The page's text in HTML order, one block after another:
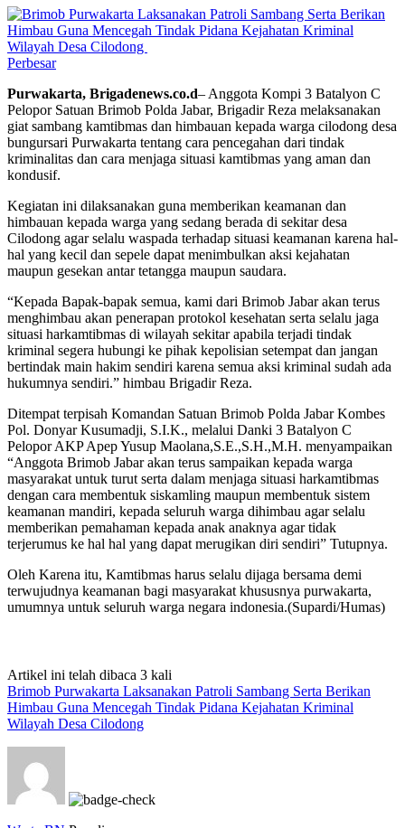
Perbesar
Purwakarta, Brigadenews.co.d– Anggota Kompi 3 Batalyon C
Pelopor Satuan Brimob Polda Jabar, Brigadir Reza melaksanakan
giat sambang kamtibmas dan himbauan kepada warga cilodong desa
bungursari Purwakarta tentang cara pencegahan dari tindak
kriminalitas dan cara menjaga situasi kamtibmas yang aman dan
kondusif.
Kegiatan ini dilaksanakan guna memberikan keamanan dan
himbauan kepada warga yang sedang berada di sekitar desa
Cilodong agar selalu waspada terhadap situasi keamanan karena hal-
hal yang kecil dan sepele dapat menimbulkan aksi kejahatan
maupun gesekan antar tetangga maupun saudara.
“Kepada Bapak-bapak semua, kami dari Brimob Jabar akan terus
menghimbau akan penerapan protokol kesehatan serta selalu jaga
situasi harkamtibmas di wilayah sekitar apabila terjadi tindak
kriminal segera hubungi ke pihak kepolisian setempat dan jangan
bertindak main hakim sendiri karena semua aksi kriminal sudah ada
hukumnya sendiri.” himbau Brigadir Reza.
Ditempat terpisah Komandan Satuan Brimob Polda Jabar Kombes
Pol. Donyar Kusumadji, S.I.K., melalui Danki 3 Batalyon C
Pelopor AKP Apep Yusup Maolana,S.E.,S.H.,M.H. menyampaikan
“Anggota Brimob Jabar akan terus sampaikan kepada warga
masyarakat untuk turut serta dalam menjaga situasi harkamtibmas
dengan cara membentuk siskamling maupun membentuk sistem
keamanan mandiri, kepada seluruh warga dihimbau agar selalu
memberikan pemahaman kepada anak anaknya agar tidak
terjerumus ke hal hal yang dapat merugikan diri sendiri” Tutupnya.
Oleh Karena itu, Kamtibmas harus selalu dijaga bersama demi
terwujudnya keamanan bagi masyarakat khususnya purwakarta,
umumnya untuk seluruh warga negara indonesia.(Supardi/Humas)
Artikel ini telah dibaca 3 kali
Brimob Purwakarta Laksanakan Patroli Sambang Serta Berikan
Himbau Guna Mencegah Tindak Pidana Kejahatan Kriminal
Wilayah Desa Cilodong